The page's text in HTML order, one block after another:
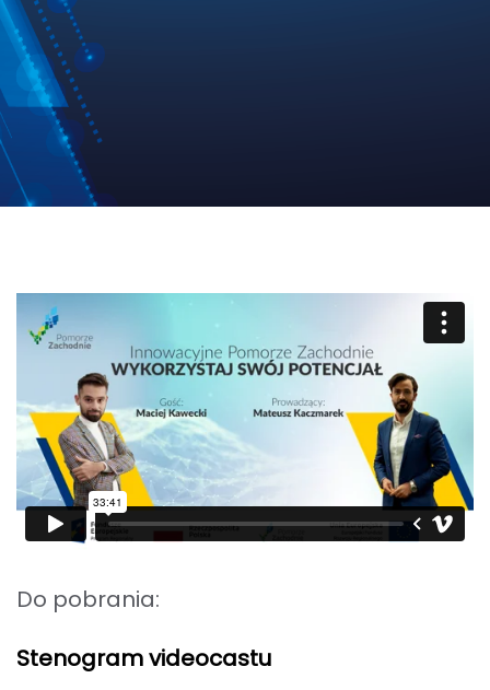
Do pobrania:
Stenogram videocastu